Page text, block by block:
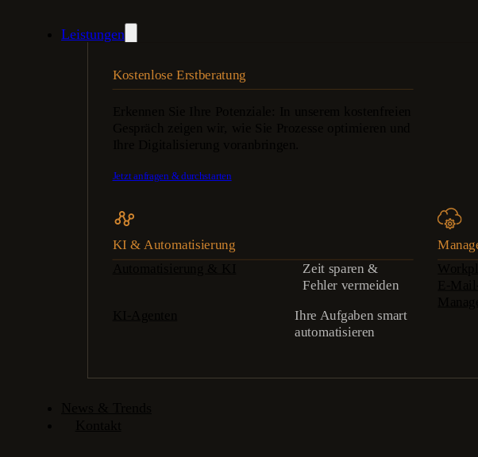
Leistungen
Kostenlose Erstberatung
Jetzt anfragen & durchstarten
KI & Automatisierung
Zeit sparen &
Fehler vermeiden
Ihre Aufgaben smart
automatisieren